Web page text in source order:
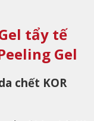
tẩy tế
Gel
chết KOR